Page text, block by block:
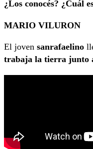
¿Los conocés? ¿Cuál
MARIO VILURON
El joven sanrafaelino
trabaja la tierra junto